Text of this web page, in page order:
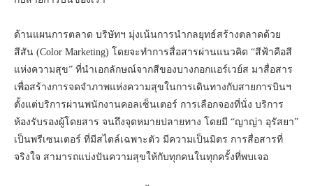
ด้านแผนการตลาด บริษัทฯ มุ่งเน้นการนำกลยุทธ์สร้างตลาดด้วย
สีสัน (Color Marketing) โดยจะทำการสื่อสารผ่านแนวคิด “สีฟ้าคือสี
แห่งความสุข” ที่นำเอกลักษณ์จากสีของบางกอกแอร์เวย์ส มาสื่อสาร
เพื่อสร้างการจดจำภาพแห่งความสุขในการเดินทางกับสายการบินฯ
ตั้งแต่บริการผ่านพนักงานคอลเซ็นเตอร์ การเลือกจองที่นั่ง บริการ
ห้องรับรองผู้โดยสาร จนถึงจุดหมายปลายทาง โดยมี “ญาญ่า อุรัสยา”
เป็นพรีเซนเตอร์ ที่มีสไตล์เฉพาะตัว มีความเป็นมิตร การสื่อสารที่
จริงใจ สามารถแบ่งปันความสุขให้กับทุกคนในทุกครั้งที่พบเจอ